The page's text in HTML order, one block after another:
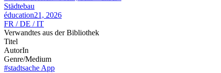
Städtebau
éducation21, 2026
FR / DE / IT
Verwandtes aus der Bibliothek
Titel
AutorIn
Genre/Medium
#stadtsache App